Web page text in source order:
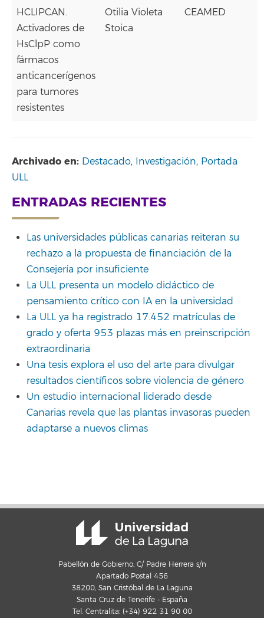
HCLIPCAN.
Activadores de
HsClpP como
fármacos
anticancerígenos
para tumores
resistentes
Otilia Violeta
Stoica
CEAMED
Archivado en: Destacado, Investigación, Portada
ULL
ENTRADAS RECIENTES
Las universidades públicas canarias reiteran su
rechazo a la propuesta de financiación de la
Consejería por insuficiente
La ULL presenta un modelo didáctico de
pensamiento crítico con IA en la universidad
La ULL ya ha registrado 17.452 matrículas de
grado y oferta 953 plazas más en preinscripción
extraordinaria
Una tesis explora el uso del arte para divulgar
resultados científicos sobre violencia de género
Un estudio internacional liderado desde
Canarias revela que las plantas invasoras pueden
adaptarse a nuevos climas
Pabellón de Gobierno, C/ Padre Herrera s/n
Apartado Postal 456
38200, San Cristóbal de La Laguna
Santa Cruz de Tenerife - España
Tel. Centralita: (+34) 922 31 90 00